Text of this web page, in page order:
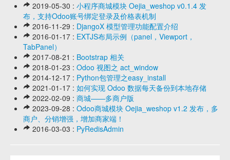
2019-05-30 : 小程序商城模块 Oejia_weshop v0.1.4 发
布，支持Odoo账号绑定登录及价格表机制
2016-11-29 : DjangoX 模型管理功能配置介绍
2016-01-17 : EXTJS布局示例（panel，Viewport，
TabPanel）
2017-08-21 : Bootstrap 相关
2018-01-23 : Odoo 视图之 act_window
2014-12-17 : Python包管理之easy_install
2021-01-17 : 如何实现 Odoo 数据每天备份到本地存储
2022-02-09 : 商城——多商户版
2023-09-28 : Odoo商城模块 Oejia_weshop v1.2 发布，多
商户、分销增强，增加商家端！
2016-03-03 : PyRedisAdmin